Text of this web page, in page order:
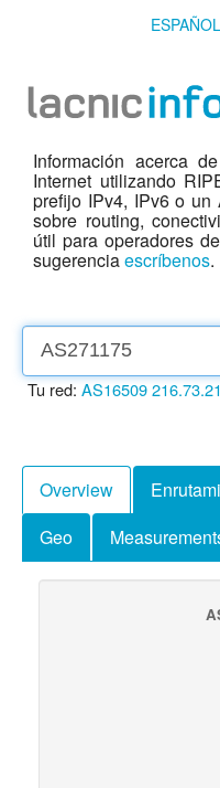
ESPAÑOL
Información acerca
Internet utilizando
prefijo IPv4, IPv6 o un
sobre routing,
útil para operadores
sugerenciaescríbenos.
Tu red: AS16509
Overview
Geo